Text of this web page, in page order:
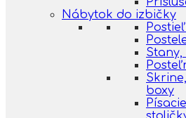
Nábytok do izbičky
boxy